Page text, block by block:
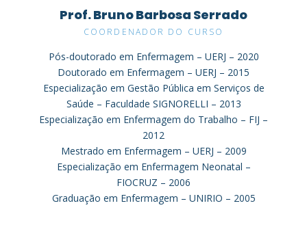
Prof. Bruno Barbosa Serrado
COORDENADOR DO CURSO
Pós-doutorado em Enfermagem – UERJ – 2020
Doutorado em Enfermagem – UERJ – 2015
Especialização em Gestão Pública em Serviços de
Saúde – Faculdade SIGNORELLI – 2013
Especialização em Enfermagem do Trabalho – FIJ –
2012
Mestrado em Enfermagem – UERJ – 2009
Especialização em Enfermagem Neonatal –
FIOCRUZ – 2006
Graduação em Enfermagem – UNIRIO – 2005